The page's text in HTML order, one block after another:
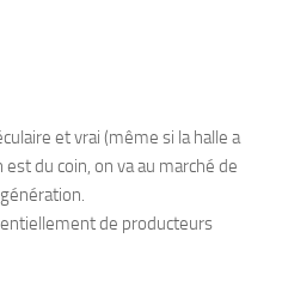
et vrai (même si la halle a
du coin, on va au marché de
de producteurs